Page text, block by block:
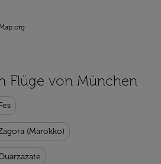
Flüge von München
(Marokko)